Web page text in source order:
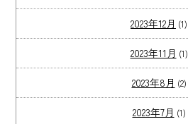
2023年12月 (1)
2023年11月 (1)
2023年8月 (2)
2023年7月 (1)